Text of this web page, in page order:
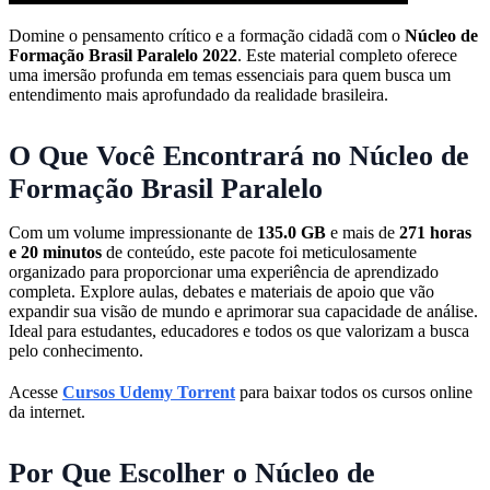
Domine o pensamento crítico e a formação cidadã com o Núcleo de
Formação Brasil Paralelo 2022. Este material completo oferece
uma imersão profunda em temas essenciais para quem busca um
entendimento mais aprofundado da realidade brasileira.
O Que Você Encontrará no Núcleo de
Formação Brasil Paralelo
Com um volume impressionante de 135.0 GB e mais de 271 horas
e 20 minutos de conteúdo, este pacote foi meticulosamente
organizado para proporcionar uma experiência de aprendizado
completa. Explore aulas, debates e materiais de apoio que vão
expandir sua visão de mundo e aprimorar sua capacidade de análise.
Ideal para estudantes, educadores e todos os que valorizam a busca
pelo conhecimento.
Acesse Cursos Udemy Torrent para baixar todos os cursos online
da internet.
Por Que Escolher o Núcleo de